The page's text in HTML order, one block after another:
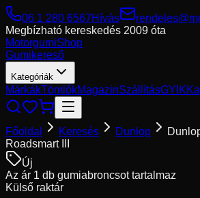
06 1 280 6567Hívás
Megbízható kereskedés 2009 óta
MotorgumiShop
Gumikereső
Kategóriák
MárkákTömlőkMagazinSzállításGYIK
Főoldal Keresés Dunlop
Roadsmart III
Új
Az ár 1 db gumiabroncsot tartalmaz
Külső raktár